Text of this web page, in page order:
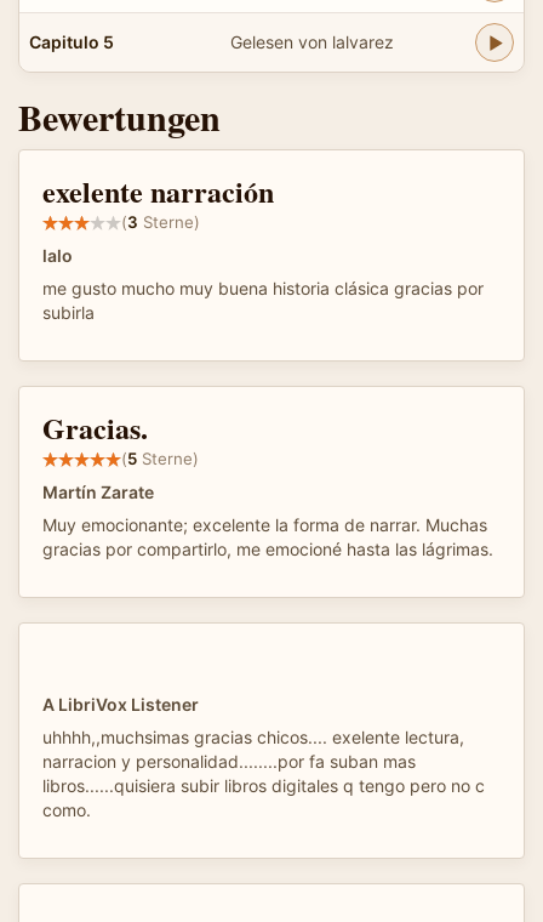
Capitulo 5 Gelesen von lalvarez
Bewertungen
exelente narración
(3 Sterne)
lalo
me gusto mucho muy buena historia clásica gracias por
subirla
Gracias.
(5 Sterne)
Martín Zarate
Muy emocionante; excelente la forma de narrar. Muchas
gracias por compartirlo, me emocioné hasta las lágrimas.
A LibriVox Listener
uhhhh,,muchsimas gracias chicos.... exelente lectura,
narracion y personalidad........por fa suban mas
libros......quisiera subir libros digitales q tengo pero no c
como.